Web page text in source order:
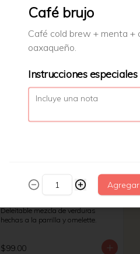
Molletes
Molletes.
Omelette de verduras
Deleitable mezcla de verduras
hechas a la parrilla y omelette.
$99.00
Café brujo
Café cold brew + menta +
oaxaqueño.
Instrucciones especiales
Agregar